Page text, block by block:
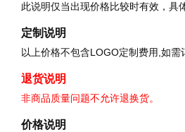
此说明仅当出现价格比较时有效，具
定制说明
以上价格不包含LOGO定制费用,如
退货说明
非商品质量问题不允许退换货。
价格说明